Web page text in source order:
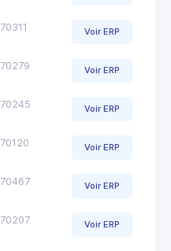
70311 Voir ERP
70279 Voir ERP
70245 Voir ERP
70120 Voir ERP
70467 Voir ERP
70207 Voir ERP